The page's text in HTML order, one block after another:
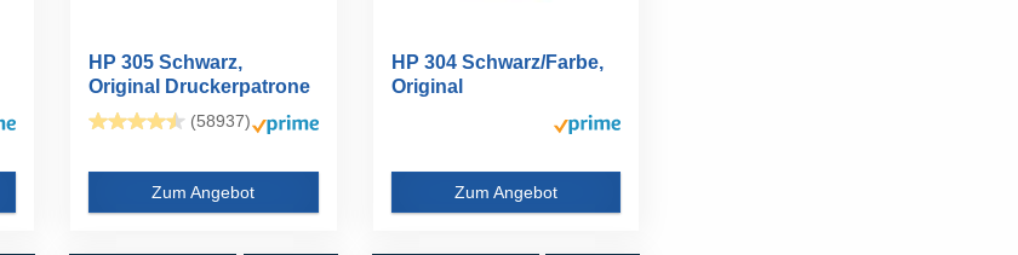
HP 305 Schwarz,
Original Druckerpatrone
(58937)
Zum Angebot
HP 304 Schwarz/Farbe,
Original
Zum Angebot